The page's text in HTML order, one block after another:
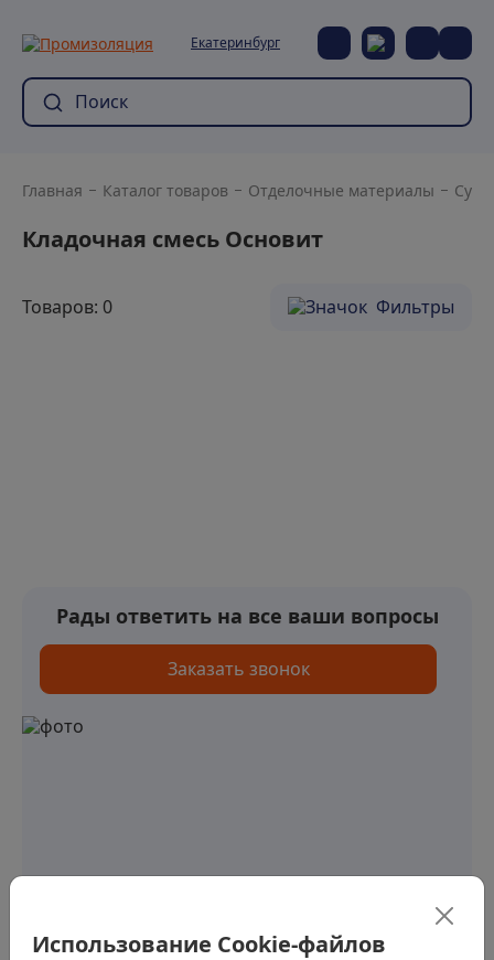
Екатеринбург
Главная Каталог товаров Отделочные материалы
Кладочная смесь Основит
Товаров: 0 Фильтры
Рады ответить на все ваши вопросы
Заказать звонок
Использование Cookie-файлов